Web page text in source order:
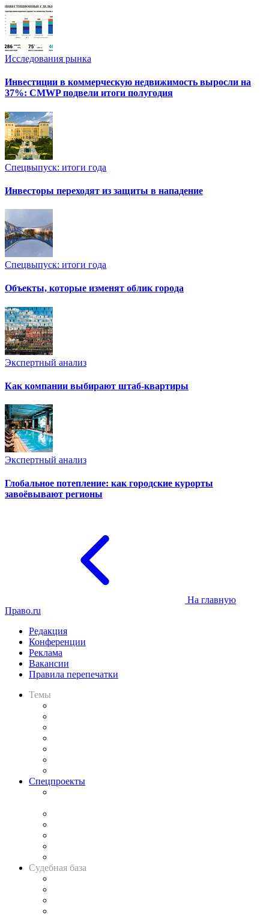
Исследования рынка
Инвестиции в коммерческую недвижимость выросли на
37%: CMWP подвели итоги полугодия
Спецвыпуск: итоги года
Инвесторы переходят из защиты в нападение
Спецвыпуск: итоги года
Объекты, которые изменят облик города
Экспертный анализ
Как компании выбирают штаб-квартиры
Экспертный анализ
Глобальное потепление: как городские курорты
завоёвывают регионы
На главную
Право.ru
Редакция
Конференции
Реклама
Вакансии
Правила перепечатки
Темы
Спецпроекты
Судебная база